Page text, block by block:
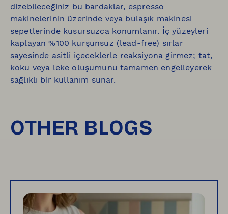
dizebileceğiniz bu bardaklar, espresso
makinelerinin üzerinde veya bulaşık makinesi
sepetlerinde kusursuzca konumlanır. İç yüzeyleri
kaplayan %100 kurşunsuz (lead-free) sırlar
sayesinde asitli içeceklerle reaksiyona girmez; tat,
koku veya leke oluşumunu tamamen engelleyerek
sağlıklı bir kullanım sunar.
OTHER BLOGS